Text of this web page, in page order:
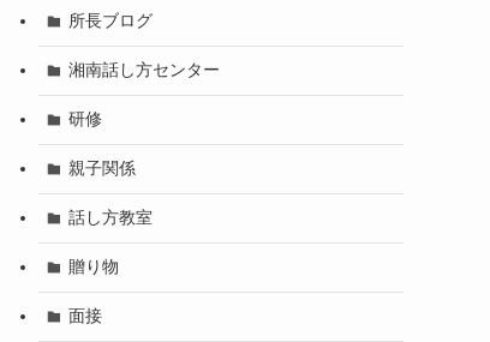
所長ブログ
湘南話し方センター
研修
親子関係
話し方教室
贈り物
面接